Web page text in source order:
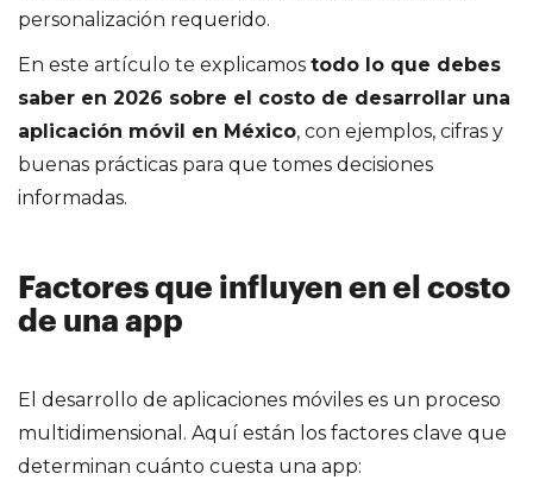
personalización requerido.
En este artículo te explicamos todo lo que debes
saber en 2026 sobre el costo de desarrollar una
aplicación móvil en México, con ejemplos, cifras y
buenas prácticas para que tomes decisiones
informadas.
Factores que influyen en el costo
de una app
El desarrollo de aplicaciones móviles es un proceso
multidimensional. Aquí están los factores clave que
determinan cuánto cuesta una app: